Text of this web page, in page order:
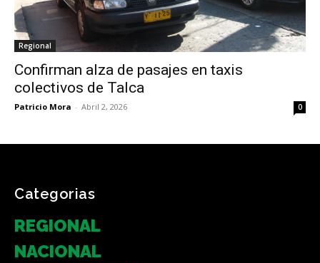
Regional
Confirman alza de pasajes en taxis
colectivos de Talca
Patricio Mora - Abril 2, 2026 0
Categorias
REGIONAL
NACIONAL